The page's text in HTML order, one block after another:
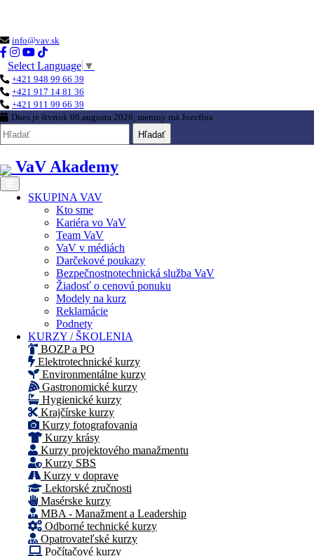
info@vav.sk
Select Language ▼
+421 948 99 66 39
+421 917 14 81 36
+421 911 99 66 39
Dnes je štvrtok 06.augusta 2026, meniny má Jozefína
Hľadať
VaV Akademy
SKUPINA VAV
Kto sme
Kariéra vo VaV
Team VaV
VaV v médiách
Darčekové poukazy
Bezpečnostnotechnická služba VaV
Žiadosť o cenovú ponuku
Modely na kurz
Reklamácie
Podnety
KURZY / ŠKOLENIA
BOZP a PO
Elektrotechnické kurzy
Environmentálne kurzy
Gastronomické kurzy
Hygienické kurzy
Krajčírske kurzy
Kurzy fotografovania
Kurzy krásy
Kurzy projektového manažmentu
Kurzy SBS
Kurzy v doprave
Lektorské zručnosti
Masérske kurzy
MBA - Manažment a Leadership
Odborné technické kurzy
Opatrovateľské kurzy
Počítačové kurzy